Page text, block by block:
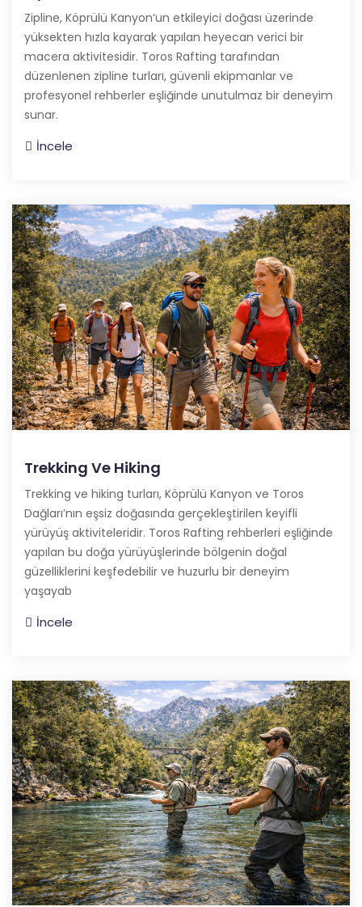
Zipline, Köprülü Kanyon’un etkileyici doğası üzerinde
yüksekten hızla kayarak yapılan heyecan verici bir
macera aktivitesidir. Toros Rafting tarafından
düzenlenen zipline turları, güvenli ekipmanlar ve
profesyonel rehberler eşliğinde unutulmaz bir deneyim
sunar.
İncele
Trekking Ve Hiking
Trekking ve hiking turları, Köprülü Kanyon ve Toros
Dağları’nın eşsiz doğasında gerçekleştirilen keyifli
yürüyüş aktiviteleridir. Toros Rafting rehberleri eşliğinde
yapılan bu doğa yürüyüşlerinde bölgenin doğal
güzelliklerini keşfedebilir ve huzurlu bir deneyim
yaşayab
İncele